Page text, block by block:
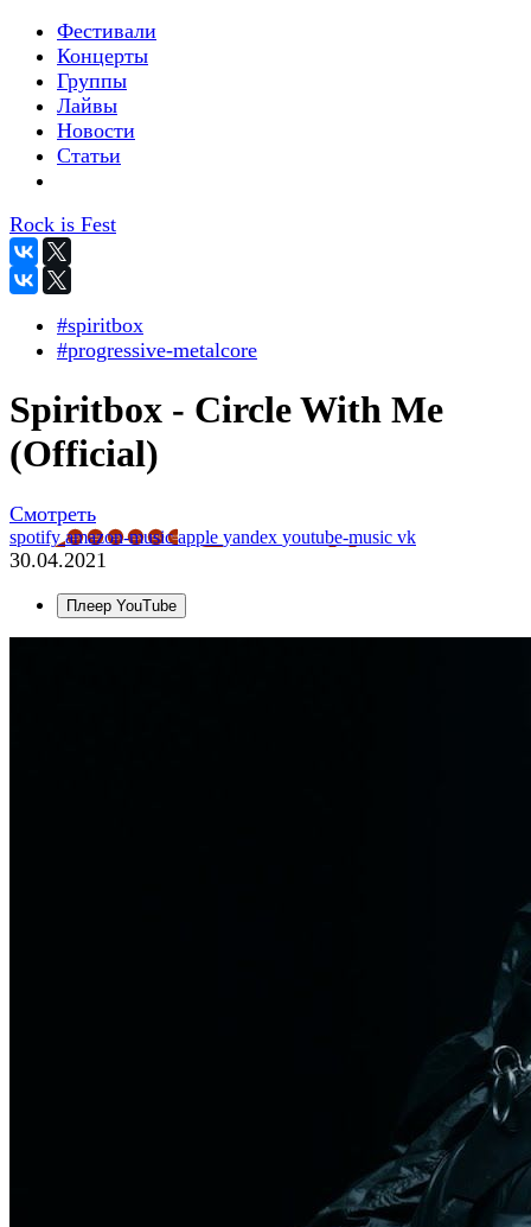
Фестивали
Концерты
Группы
Лайвы
Новости
Статьи
Rock is Fest
#spiritbox
#progressive-metalcore
Spiritbox - Circle With Me
(Official)
Смотреть
spotifyamazon-musicapple yandex youtube-music vk
30.04.2021
Плеер YouTube